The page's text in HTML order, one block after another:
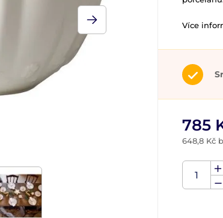
Více
785
648,8 Kč